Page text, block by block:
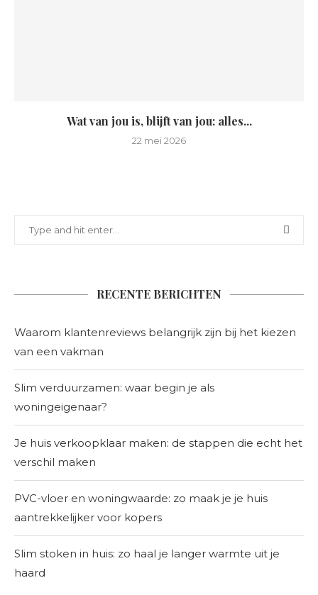
Wat van jou is, blijft van jou: alles...
22 mei 2026
RECENTE BERICHTEN
Waarom klantenreviews belangrijk zijn bij het kiezen
van een vakman
Slim verduurzamen: waar begin je als
woningeigenaar?
Je huis verkoopklaar maken: de stappen die echt het
verschil maken
PVC-vloer en woningwaarde: zo maak je je huis
aantrekkelijker voor kopers
Slim stoken in huis: zo haal je langer warmte uit je
haard